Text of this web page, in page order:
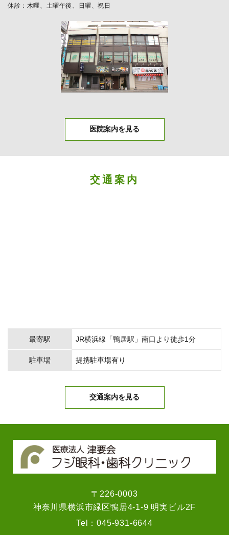
休診：木曜、土曜午後、日曜、祝日
医院案内を見る
交通案内
最寄駅 JR横浜線「鴨居駅」南口より徒歩1分
駐車場 提携駐車場有り
交通案内を見る
〒226-0003
神奈川県横浜市緑区鴨居4-1-9 明実ビル2F
Tel：045-931-6644